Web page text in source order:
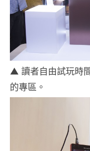
▲ 讀者自由試玩時
的專區。